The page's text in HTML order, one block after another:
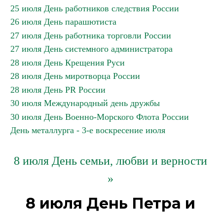
25 июля День работников следствия России
26 июля День парашютиста
27 июля День работника торговли России
27 июля День системного администратора
28 июля День Крещения Руси
28 июля День миротворца России
28 июля День PR России
30 июля Международный день дружбы
30 июля День Военно-Морского Флота России
День металлурга - 3-е воскресение июля
8 июля День семьи, любви и верности
»
8 июля День Петра и